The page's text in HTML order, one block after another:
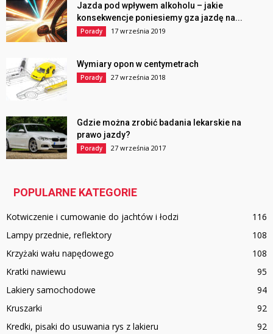
Jazda pod wpływem alkoholu – jakie
konsekwencje poniesiemy gza jazdę na...
Porady 17 września 2019
Wymiary opon w centymetrach
Porady 27 września 2018
Gdzie można zrobić badania lekarskie na
prawo jazdy?
Porady 27 września 2017
POPULARNE KATEGORIE
Kotwiczenie i cumowanie do jachtów i łodzi
116
Lampy przednie, reflektory
108
Krzyżaki wału napędowego
108
Kratki nawiewu
95
Lakiery samochodowe
94
Kruszarki
92
Kredki, pisaki do usuwania rys z lakieru
92